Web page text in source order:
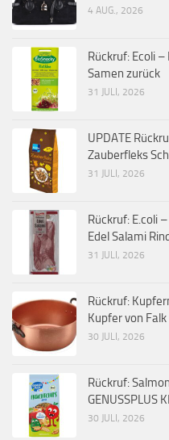
4 AUG., 2026
Rückruf: Ecoli
Samen zurück
31 JULI, 2026
UPDATE
Zauberfleks
31 JULI, 2026
Rückruf: E.coli
Edel Salami
31 JULI, 2026
Rückruf:
Kupfer von Falk
30 JULI, 2026
Rückruf:
GENUSSPLUS
30 JULI, 2026